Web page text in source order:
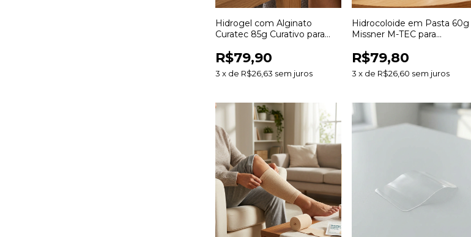
Hidrogel com Alginato
Curatec 85g Curativo para
de Feridas
R$79,90
3 x de R$26,63 sem juros
Hidrocoloide em Pasta 60g
Missner M-TEC para
Feridas
R$79,80
3 x de R$26,60 sem juros